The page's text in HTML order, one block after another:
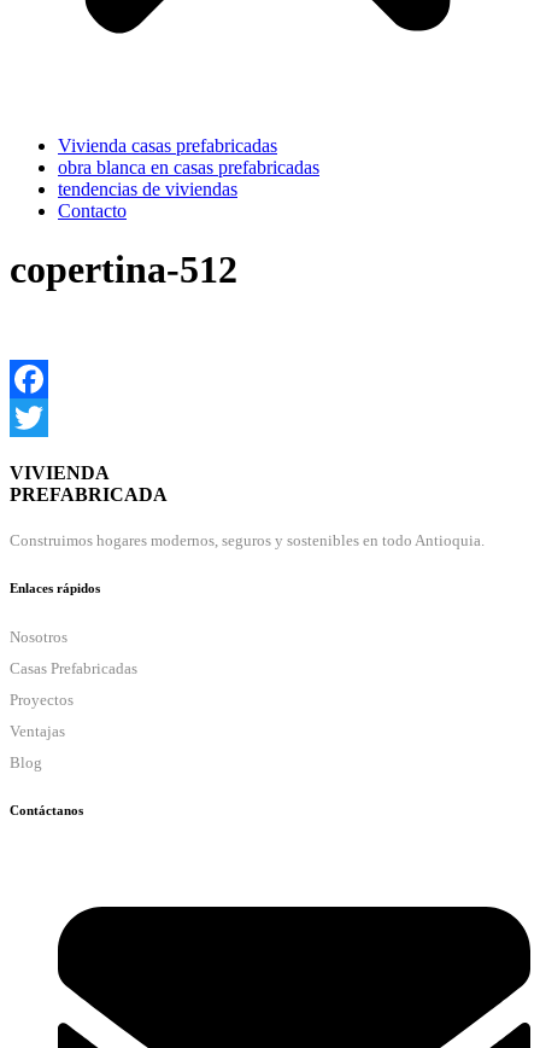
Vivienda casas prefabricadas
obra blanca en casas prefabricadas
tendencias de viviendas
Contacto
copertina-512
Facebook
VIVIENDA
PREFABRICADA
Construimos hogares modernos, seguros y sostenibles en todo Antioquia.
Enlaces rápidos
Nosotros
Casas Prefabricadas
Proyectos
Ventajas
Blog
Contáctanos